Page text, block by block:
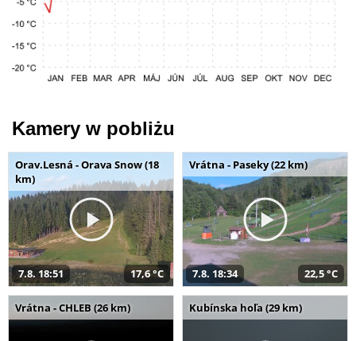
Kamery w pobliżu
Orav.Lesná - Orava Snow (18
km)
7.8. 18:51 17,6 °C
Vrátna - Paseky (22 km)
7.8. 18:34 22,5 °C
Vrátna - CHLEB (26 km) Kubínska hoľa (29 km)